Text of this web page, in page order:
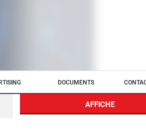
DOCUMENTS
AFFICHE